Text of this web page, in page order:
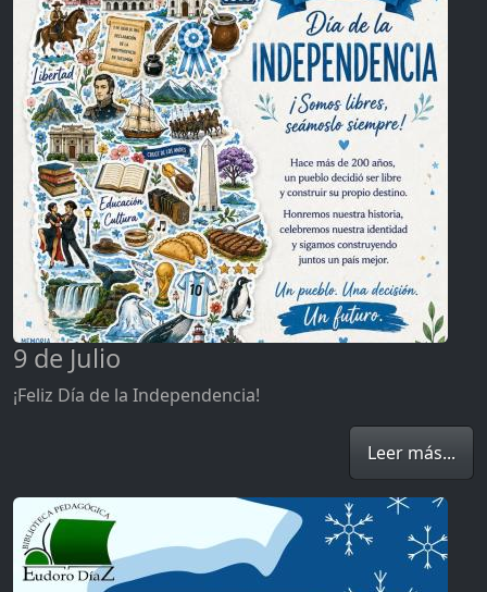
9 de Julio
¡Feliz Día de la Independencia!
Leer más...